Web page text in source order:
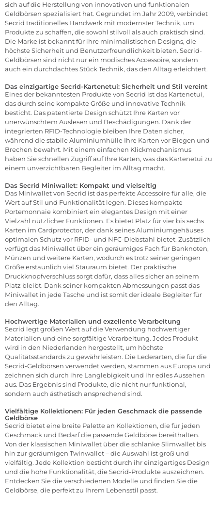
sich auf die Herstellung von innovativen und funktionalen
Geldbörsen spezialisiert hat. Gegründet im Jahr 2009, verbindet
Secrid traditionelles Handwerk mit modernster Technik, um
Produkte zu schaffen, die sowohl stilvoll als auch praktisch sind.
Die Marke ist bekannt für ihre minimalistischen Designs, die
höchste Sicherheit und Benutzerfreundlichkeit bieten. Secrid-
Geldbörsen sind nicht nur ein modisches Accessoire, sondern
auch ein durchdachtes Stück Technik, das den Alltag erleichtert.
Das einzigartige Secrid-Kartenetui: Sicherheit und Stil vereint
Eines der bekanntesten Produkte von Secrid ist das Kartenetui,
das durch seine kompakte Größe und innovative Technik
besticht. Das patentierte Design schützt Ihre Karten vor
unerwünschtem Auslesen und Beschädigungen. Dank der
integrierten RFID-Technologie bleiben Ihre Daten sicher,
während die stabile Aluminiumhülle Ihre Karten vor Biegen und
Brechen bewahrt. Mit einem einfachen Klickmechanismus
haben Sie schnellen Zugriff auf Ihre Karten, was das Kartenetui zu
einem unverzichtbaren Begleiter im Alltag macht.
Das Secrid Miniwallet: Kompakt und vielseitig
Das Miniwallet von Secrid ist das perfekte Accessoire für alle, die
Wert auf Stil und Funktionalität legen. Dieses kompakte
Portemonnaie kombiniert ein elegantes Design mit einer
Vielzahl nützlicher Funktionen. Es bietet Platz für vier bis sechs
Karten im Cardprotector, der dank seines Aluminiumgehäuses
optimalen Schutz vor RFID- und NFC-Diebstahl bietet. Zusätzlich
verfügt das Miniwallet über ein geräumiges Fach für Banknoten,
Münzen und weitere Karten, wodurch es trotz seiner geringen
Größe erstaunlich viel Stauraum bietet. Der praktische
Druckknopfverschluss sorgt dafür, dass alles sicher an seinem
Platz bleibt. Dank seiner kompakten Abmessungen passt das
Miniwallet in jede Tasche und ist somit der ideale Begleiter für
den Alltag.
Hochwertige Materialien und exzellente Verarbeitung
Secrid legt großen Wert auf die Verwendung hochwertiger
Materialien und eine sorgfältige Verarbeitung. Jedes Produkt
wird in den Niederlanden hergestellt, um höchste
Qualitätsstandards zu gewährleisten. Die Lederarten, die für die
Secrid-Geldbörsen verwendet werden, stammen aus Europa und
zeichnen sich durch ihre Langlebigkeit und ihr edles Aussehen
aus. Das Ergebnis sind Produkte, die nicht nur funktional,
sondern auch ästhetisch ansprechend sind.
Vielfältige Kollektionen: Für jeden Geschmack die passende
Geldbörse
Secrid bietet eine breite Palette an Kollektionen, die für jeden
Geschmack und Bedarf die passende Geldbörse bereithalten.
Von der klassischen Miniwallet über die schlanke Slimwallet bis
hin zur geräumigen Twinwallet – die Auswahl ist groß und
vielfältig. Jede Kollektion besticht durch ihr einzigartiges Design
und die hohe Funktionalität, die Secrid-Produkte auszeichnen.
Entdecken Sie die verschiedenen Modelle und finden Sie die
Geldbörse, die perfekt zu Ihrem Lebensstil passt.